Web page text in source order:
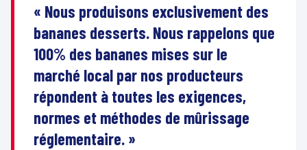
« Nous produisons exclusivement des
bananes desserts. Nous rappelons que
100% des bananes mises sur le
marché local par nos producteurs
répondent à toutes les exigences,
normes et méthodes de mûrissage
réglementaire. »